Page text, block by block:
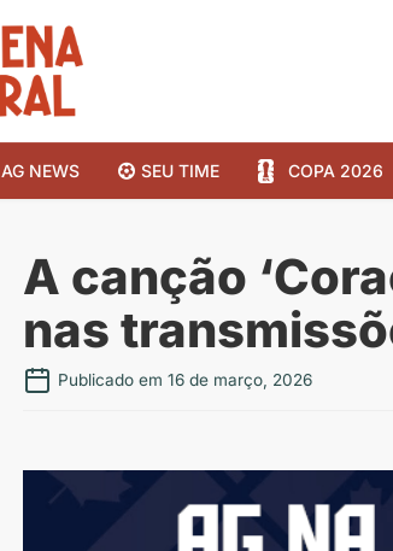
AG NEWS SEU TIME COPA 2026
A canção
nas
Publicado em 16 de março, 2026